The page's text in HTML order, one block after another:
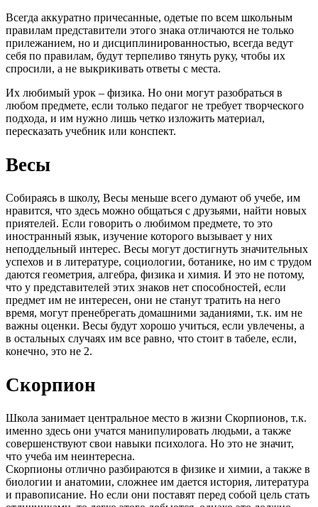
Всегда аккуратно причесанные, одетые по всем школьным
правилам представители этого знака отличаются не только
прилежанием, но и дисциплинированностью, всегда ведут
себя по правилам, будут терпеливо тянуть руку, чтобы их
спросили, а не выкрикивать ответы с места.
Их любимый урок – физика. Но они могут разобраться в
любом предмете, если только педагог не требует творческого
подхода, и им нужно лишь четко изложить материал,
пересказать учебник или конспект.
Весы
Собираясь в школу, Весы меньше всего думают об учебе, им
нравится, что здесь можно общаться с друзьями, найти новых
приятелей. Если говорить о любимом предмете, то это
иностранный язык, изучение которого вызывает у них
неподдельный интерес. Весы могут достигнуть значительных
успехов и в литературе, социологии, ботанике, но им с трудом
даются геометрия, алгебра, физика и химия. И это не потому,
что у представителей этих знаков нет способностей, если
предмет им не интересен, они не станут тратить на него
время, могут пренебрегать домашними заданиями, т.к. им не
важны оценки. Весы будут хорошо учиться, если увлечены, а
в остальных случаях им все равно, что стоит в табеле, если,
конечно, это не 2.
Скорпион
Школа занимает центральное место в жизни Скорпионов, т.к.
именно здесь они учатся манипулировать людьми, а также
совершенствуют свои навыки психолога. Но это не значит,
что учеба им неинтересна.
Скорпионы отлично разбираются в физике и химии, а также в
биологии и анатомии, сложнее им дается история, литература
и правописание. Но если они поставят перед собой цель стать